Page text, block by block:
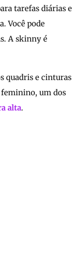
tarefas diárias e
Você pode
A skinny é
quadris e cinturas
um dos
alta.